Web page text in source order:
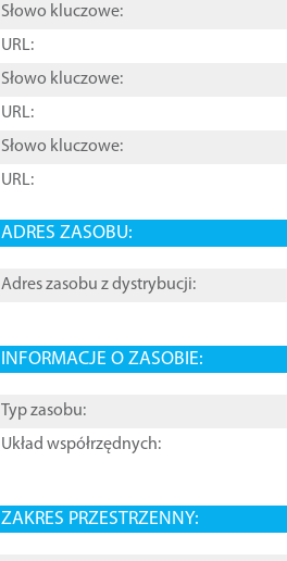
Słowo kluczowe:
URL:
Słowo kluczowe:
URL:
Słowo kluczowe:
URL:
ADRES ZASOBU:
Adres zasobu z dystrybucji:
INFORMACJE O ZASOBIE:
Typ zasobu:
Układ współrzędnych:
ZAKRES PRZESTRZENNY: